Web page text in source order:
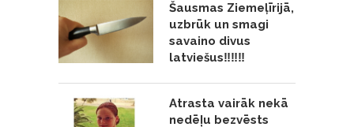
Šausmas Ziemeļīrijā,
uzbrūk un smagi
savaino divus
latviešus‼️‼️‼️
Atrasta vairāk nekā
nedēļu bezvēsts